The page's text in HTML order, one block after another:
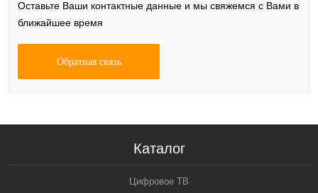
Оставьте Ваши контактные данные и мы свяжемся с Вами в
ближайшее время
Обратная связь
Каталог
Цифровое ТВ